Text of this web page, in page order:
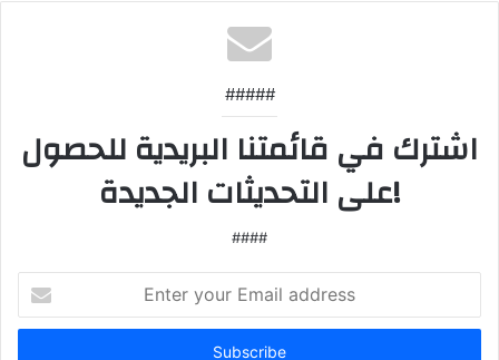
#####
اشترك في قائمتنا البريدية للحصول
على التحديثات الجديدة!
####
your
Email